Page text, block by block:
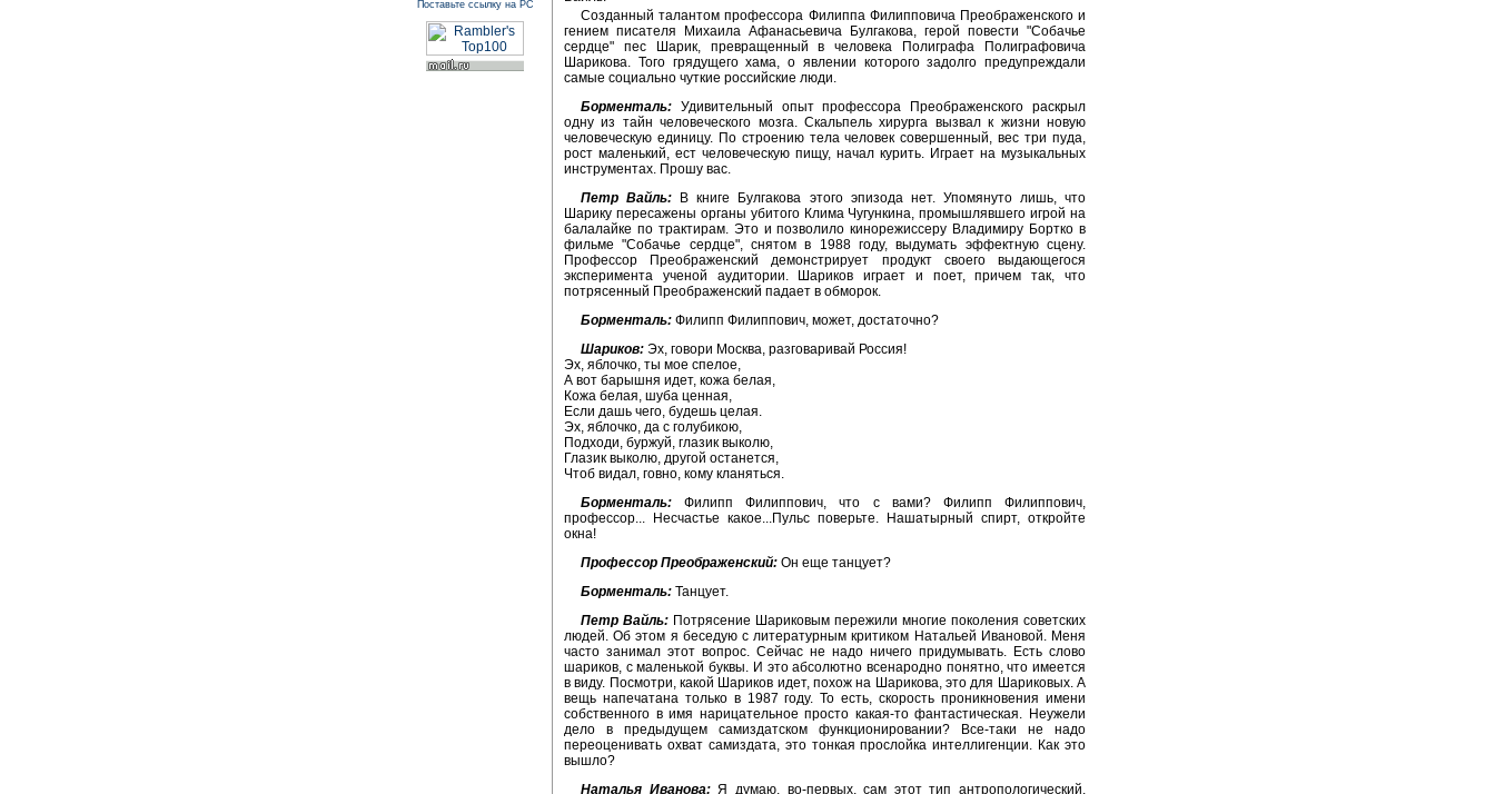
Поставьте ссылку на РС
Созданный талантом профессора Филиппа Филипповича Преображенского и
гением писателя Михаила Афанасьевича Булгакова, герой повести "Собачье
сердце" пес Шарик, превращенный в человека Полиграфа Полиграфовича
Шарикова. Того грядущего хама, о явлении которого задолго предупреждали
самые социально чуткие российские люди.
Борменталь: Удивительный опыт профессора Преображенского раскрыл
одну из тайн человеческого мозга. Скальпель хирурга вызвал к жизни новую
человеческую единицу. По строению тела человек совершенный, вес три пуда,
рост маленький, ест человеческую пищу, начал курить. Играет на музыкальных
инструментах. Прошу вас.
Петр Вайль: В книге Булгакова этого эпизода нет. Упомянуто лишь, что
Шарику пересажены органы убитого Клима Чугункина, промышлявшего игрой на
балалайке по трактирам. Это и позволило кинорежиссеру Владимиру Бортко в
фильме "Собачье сердце", снятом в 1988 году, выдумать эффектную сцену.
Профессор Преображенский демонстрирует продукт своего выдающегося
эксперимента ученой аудитории. Шариков играет и поет, причем так, что
потрясенный Преображенский падает в обморок.
Борменталь: Филипп Филиппович, может, достаточно?
Шариков: Эх, говори Москва, разговаривай Россия!
Эх, яблочко, ты мое спелое,
А вот барышня идет, кожа белая,
Кожа белая, шуба ценная,
Если дашь чего, будешь целая.
Эх, яблочко, да с голубикою,
Подходи, буржуй, глазик выколю,
Глазик выколю, другой останется,
Чтоб видал, говно, кому кланяться.
Борменталь: Филипп Филиппович, что с вами? Филипп Филиппович,
профессор... Несчастье какое...Пульс поверьте. Нашатырный спирт, откройте
окна!
Профессор Преображенский: Он еще танцует?
Борменталь: Танцует.
Петр Вайль: Потрясение Шариковым пережили многие поколения советских
людей. Об этом я беседую с литературным критиком Натальей Ивановой. Меня
часто занимал этот вопрос. Сейчас не надо ничего придумывать. Есть слово
шариков, с маленькой буквы. И это абсолютно всенародно понятно, что имеется
в виду. Посмотри, какой Шариков идет, похож на Шарикова, это для Шариковых. А
вещь напечатана только в 1987 году. То есть, скорость проникновения имени
собственного в имя нарицательное просто какая-то фантастическая. Неужели
дело в предыдущем самиздатском функционировании? Все-таки не надо
переоценивать охват самиздата, это тонкая прослойка интеллигенции. Как это
вышло?
Наталья Иванова:Я думаю, во-первых, сам этот тип антропологический,